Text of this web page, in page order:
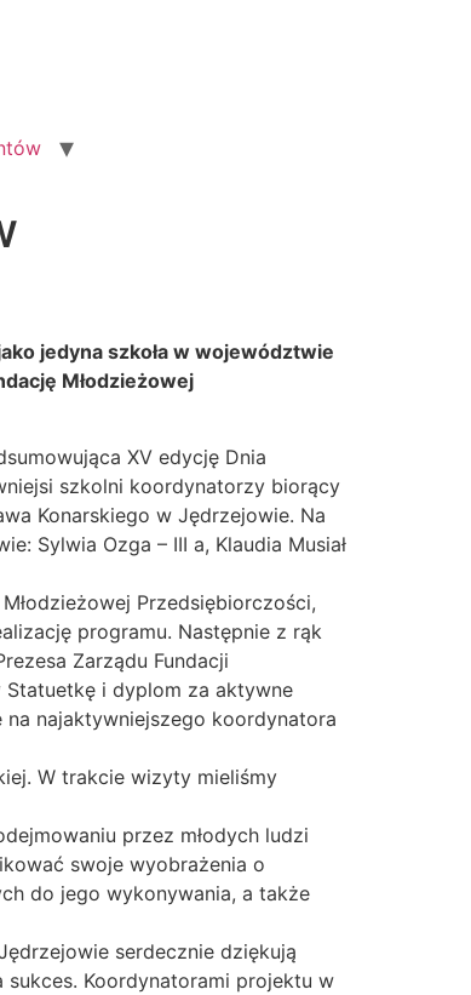
jedyna szkoła w województwie
Młodzieżowej
XV edycję Dnia
szkolni koordynatorzy biorący
Konarskiego w Jędrzejowie. Na
Sylwia Ozga – III a, Klaudia Musiał
Przedsiębiorczości,
programu. Następnie z rąk
Zarządu Fundacji
Statuetkę i dyplom za aktywne
najaktywniejszego koordynatora
W trakcie wizyty mieliśmy
przez młodych ludzi
swoje wyobrażenia o
do jego wykonywania, a także
serdecznie dziękują
Koordynatorami projektu w